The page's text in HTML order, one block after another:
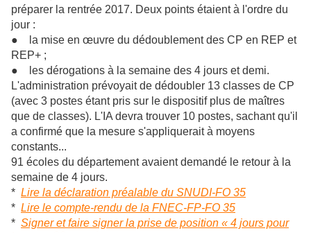
préparer la rentrée 2017. Deux points étaient à l'ordre du
jour :
● la mise en œuvre du dédoublement des CP en REP et
REP+ ;
● les dérogations à la semaine des 4 jours et demi.
L'administration prévoyait de dédoubler 13 classes de CP
(avec 3 postes étant pris sur le dispositif plus de maîtres
que de classes). L'IA devra trouver 10 postes, sachant qu'il
a confirmé que la mesure s'appliquerait à moyens
constants...
91 écoles du département avaient demandé le retour à la
semaine de 4 jours.
* Lire la déclaration préalable du SNUDI-FO 35
* Lire le compte-rendu de la FNEC-FP-FO 35
* Signer et faire signer la prise de position « 4 jours pour